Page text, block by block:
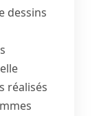
dessins
réalisés